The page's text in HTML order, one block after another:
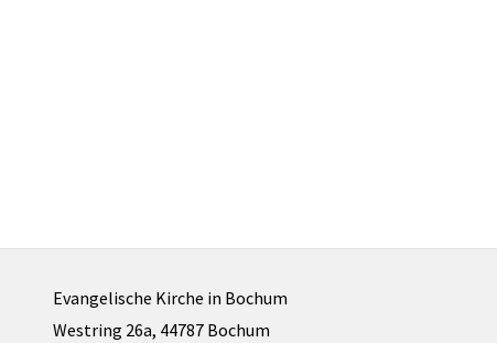
Evangelische Kirche in Bochum
Westring 26a, 44787 Bochum